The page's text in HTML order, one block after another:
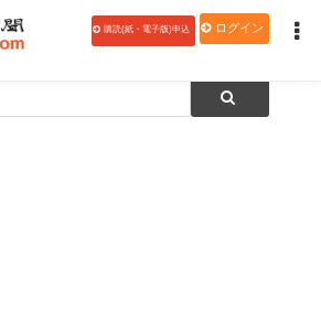
購読(紙・電子版)申込 ログイン